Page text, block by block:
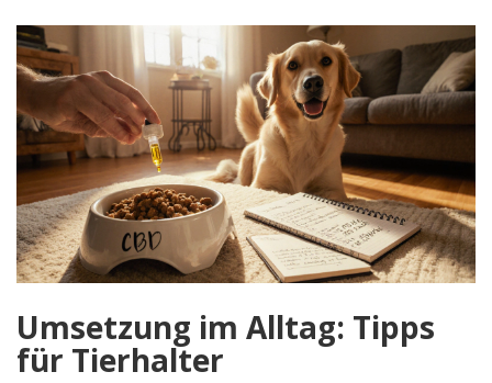
Umsetzung im Alltag: Tipps
für Tierhalter